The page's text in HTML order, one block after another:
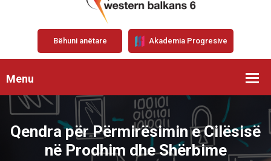
Bëhuni anëtare Akademia Progresive
Menu
Qendra për Përmirësimin e Cilësisë
në Prodhim dhe Shërbime